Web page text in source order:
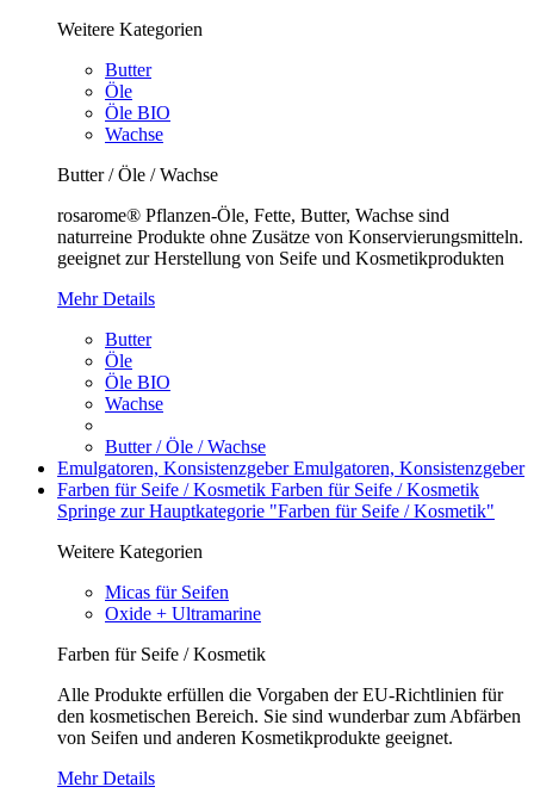
Weitere Kategorien
Butter
Öle
Öle BIO
Wachse
Butter / Öle / Wachse
rosarome® Pflanzen-Öle, Fette, Butter, Wachse sind
naturreine Produkte ohne Zusätze von Konservierungsmitteln.
geeignet zur Herstellung von Seife und Kosmetikprodukten
Mehr Details
Butter
Öle
Öle BIO
Wachse
Butter / Öle / Wachse
Emulgatoren, KonsistenzgeberEmulgatoren, Konsistenzgeber
Farben für Seife / Kosmetik Farben für Seife / Kosmetik
Springe zur Hauptkategorie "Farben für Seife / Kosmetik"
Weitere Kategorien
Micas für Seifen
Oxide + Ultramarine
Farben für Seife / Kosmetik
Alle Produkte erfüllen die Vorgaben der EU-Richtlinien für
den kosmetischen Bereich. Sie sind wunderbar zum Abfärben
von Seifen und anderen Kosmetikprodukte geeignet.
Mehr Details